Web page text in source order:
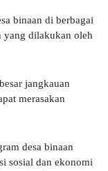
binaan di berbagai
yang dilakukan oleh
jangkauan
merasakan
desa binaan
sosial dan ekonomi